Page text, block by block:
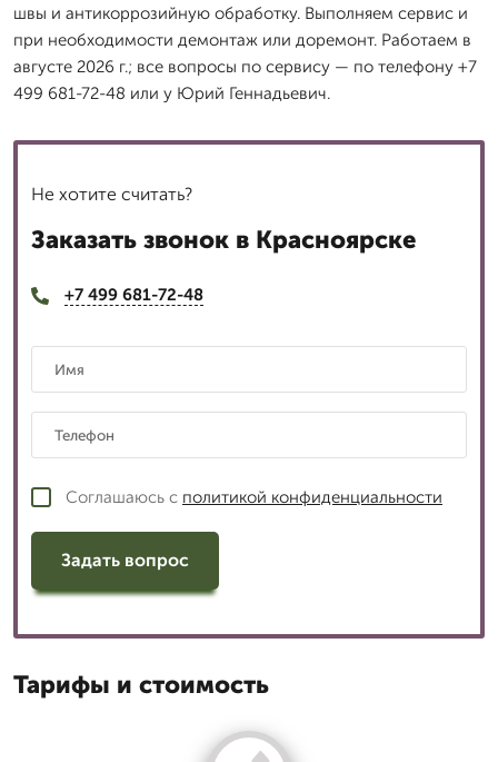
швы и антикоррозийную обработку. Выполняем сервис и
при необходимости демонтаж или доремонт. Работаем в
августе 2026 г.; все вопросы по сервису — по телефону +7
499 681-72-48 или у Юрий Геннадьевич.
Не хотите считать?
Заказать звонок в Красноярске
+7 499 681-72-48
Соглашаюсь с политикой конфиденциальности
Задать вопрос
Тарифы и стоимость